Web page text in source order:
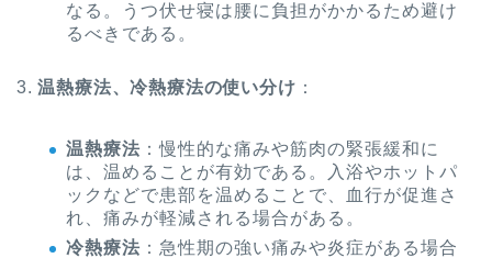
なる。うつ伏せ寝は腰に負担がかかるため避け
るべきである。
3.温熱療法、冷熱療法の使い分け ：
温熱療法 ：慢性的な痛みや筋肉の緊張緩和に
は、温めることが有効である。入浴やホットパ
ックなどで患部を温めることで、血行が促進さ
れ、痛みが軽減される場合がある。
冷熱療法 ：急性期の強い痛みや炎症がある場合